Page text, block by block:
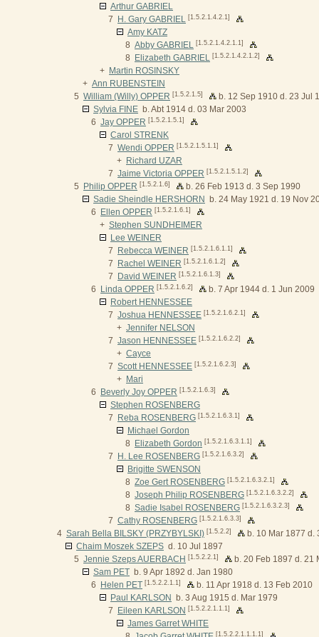
Arthur GABRIEL
7
H. Gary GABRIEL [1.5.2.1.4.2.1]
Amy KATZ
8 Abby GABRIEL [1.5.2.1.4.2.1.1]
8 Elizabeth GABRIEL [1.5.2.1.4.2.1.2]
+ Martin ROSINSKY
+ Ann RUBENSTEIN
5 William (Willy) OPPER [1.5.2.1.5]
b. 12 Sep 1910 d. 23 Jul
Sylvia FINE b. Abt 1914 d. 03 Mar 2003
6 Jay OPPER [1.5.2.1.5.1]
Carol STRENK
7 Wendi OPPER [1.5.2.1.5.1.1]
+ Richard UZAR
7 Jaime Victoria OPPER [1.5.2.1.5.1.2]
5 Philip OPPER [1.5.2.1.6]
b. 26 Feb 1913 d. 3 Sep 1990
Sadie Sheindle HERSHORN
b. 24 May 1921 d. 19 Nov
6
Ellen OPPER [1.5.2.1.6.1]
+ Stephen SUNDHEIMER
Lee WEINER
7
Rebecca WEINER [1.5.2.1.6.1.1]
7 Rachel WEINER [1.5.2.1.6.1.2]
7 David WEINER [1.5.2.1.6.1.3]
6 Linda OPPER [1.5.2.1.6.2]
b. 7 Apr 1944 d. 1 Jun 2009
Robert HENNESSEE
7 Joshua HENNESSEE [1.5.2.1.6.2.1]
+ Jennifer NELSON
7 Jason HENNESSEE [1.5.2.1.6.2.2]
+ Cayce
7 Scott HENNESSEE [1.5.2.1.6.2.3]
+ Mari
6
Beverly Joy OPPER [1.5.2.1.6.3]
Stephen ROSENBERG
7
Reba ROSENBERG [1.5.2.1.6.3.1]
Michael Gordon
8
Elizabeth Gordon [1.5.2.1.6.3.1.1]
7 H. Lee ROSENBERG [1.5.2.1.6.3.2]
Brigitte SWENSON
8 Zoe Gert ROSENBERG [1.5.2.1.6.3.2.1]
8 Joseph Philip ROSENBERG [1.5.2.1.6.3.2.2]
8 Sadie Isabel ROSENBERG [1.5.2.1.6.3.2.3]
7 Cathy ROSENBERG [1.5.2.1.6.3.3]
4 Sarah Bella BILSKY (PRZYBYLSKI) [1.5.2.2]
b. 10 Mar 1877 d.
Chaim Moszek SZEPS d. 10 Jul 1897
5 Jennie Szeps AUERBACH [1.5.2.2.1]
b. 20 Feb 1897 d. 21
Sam PET b. 9 Apr 1892 d. Jan 1980
6
Helen PET [1.5.2.2.1.1]
b. 11 Apr 1918 d. 13 Feb 2010
Paul KARLSON
b. 3 Aug 1915 d. Mar 1979
7
Eileen KARLSON [1.5.2.2.1.1.1]
James Garret WHITE
[1.5.2.2.1.1.1.1]